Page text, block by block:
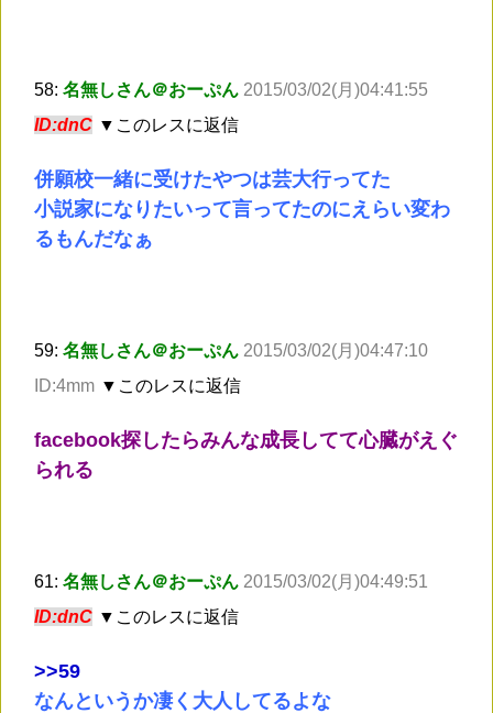
58: 名無しさん＠おーぷん 2015/03/02(月)04:41:55
ID:dnC ▼このレスに返信
併願校一緒に受けたやつは芸大行ってた
小説家になりたいって言ってたのにえらい変わ
るもんだなぁ
59: 名無しさん＠おーぷん 2015/03/02(月)04:47:10
ID:4mm ▼このレスに返信
facebook探したらみんな成長してて心臓がえぐ
られる
61: 名無しさん＠おーぷん 2015/03/02(月)04:49:51
ID:dnC ▼このレスに返信
>>59
なんというか凄く大人してるよな